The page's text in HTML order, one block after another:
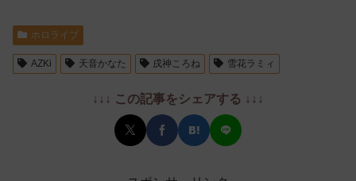
ホロライブ
AZKi 天音かなた 戌神ころね 雪花ラミィ
↓↓↓ この記事をシェアする ↓↓↓